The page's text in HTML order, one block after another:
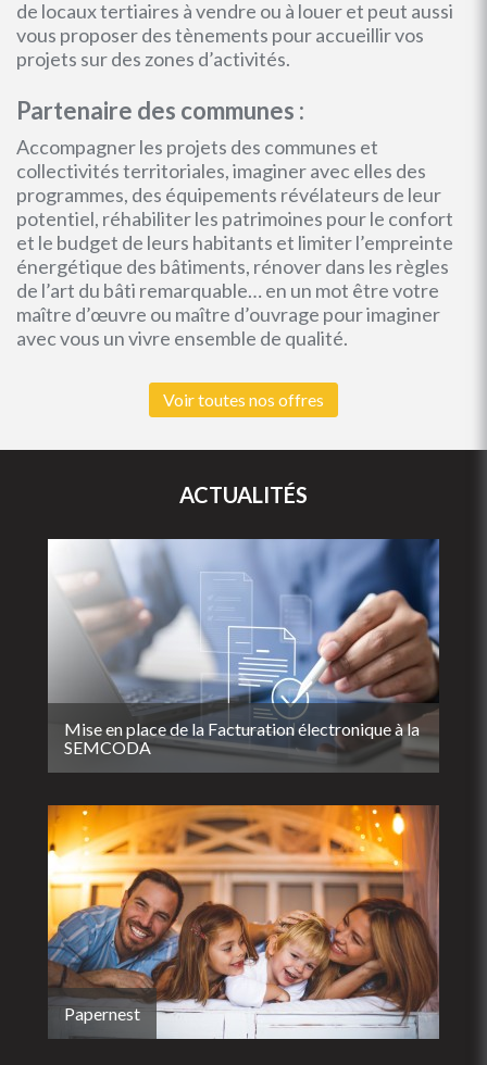
de locaux tertiaires à vendre ou à louer et peut aussi
vous proposer des tènements pour accueillir vos
projets sur des zones d’activités.
Partenaire des communes :
Accompagner les projets des communes et
collectivités territoriales, imaginer avec elles des
programmes, des équipements révélateurs de leur
potentiel, réhabiliter les patrimoines pour le confort
et le budget de leurs habitants et limiter l’empreinte
énergétique des bâtiments, rénover dans les règles
de l’art du bâti remarquable… en un mot être votre
maître d’œuvre ou maître d’ouvrage pour imaginer
avec vous un vivre ensemble de qualité.
Voir toutes nos offres
ACTUALITÉS
Mise en place de la Facturation électronique à la
SEMCODA
Papernest